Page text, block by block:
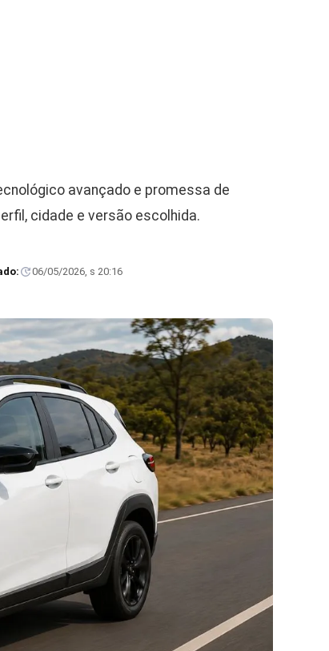
avançado e promessa de
cidade e versão escolhida.
06/05/2026, s 20:16